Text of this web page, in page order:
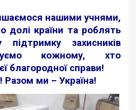
нашими учнями,
долі країни та роблять
захисників
кожному, хто
благородної справи!
ми – Україна!